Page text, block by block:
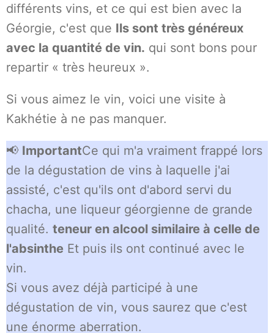
différents vins, et ce qui est bien avec la
Géorgie, c'est que Ils sont très généreux
avec la quantité de vin. qui sont bons pour
repartir « très heureux ».
Si vous aimez le vin, voici une visite à
Kakhétie à ne pas manquer.
📢 ImportantCe qui m'a vraiment frappé lors
de la dégustation de vins à laquelle j'ai
assisté, c'est qu'ils ont d'abord servi du
chacha, une liqueur géorgienne de grande
qualité. teneur en alcool similaire à celle de
l'absinthe Et puis ils ont continué avec le
vin.
Si vous avez déjà participé à une
dégustation de vin, vous saurez que c'est
une énorme aberration.